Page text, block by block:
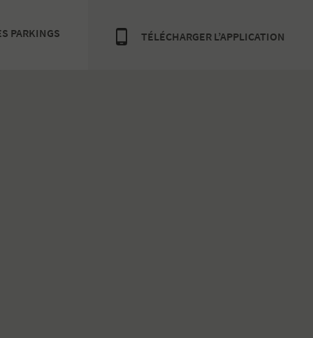
PARKINGS TÉLÉCHARGER L’APPLICATION